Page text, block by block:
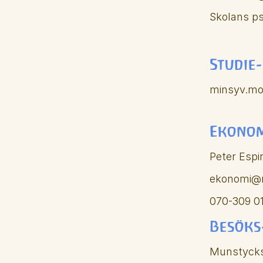
Skolans
Peter
070-309